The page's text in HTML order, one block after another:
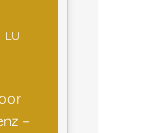
LU
–